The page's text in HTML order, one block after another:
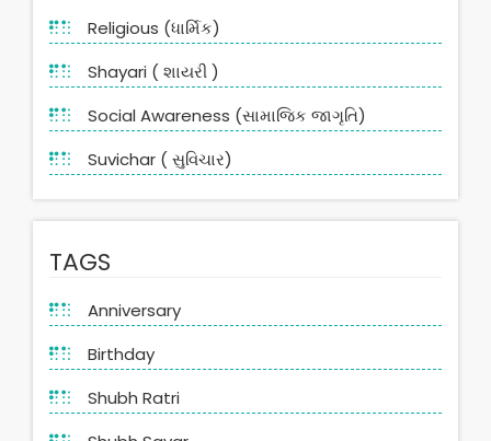
Religious (ધાર્મિક)
Shayari ( શાયરી )
Social Awareness (સામાજિક જાગૃતિ)
Suvichar ( સુવિચાર)
TAGS
Anniversary
Birthday
Shubh Ratri